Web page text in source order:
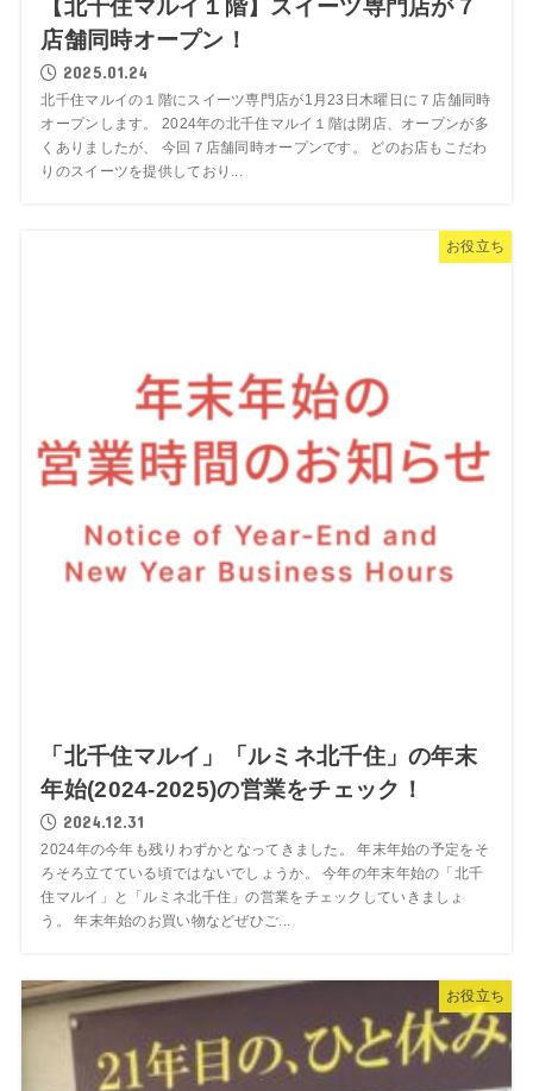
【北千住マルイ１階】スイーツ専門店が７
店舗同時オープン！
2025.01.24
北千住マルイの１階にスイーツ専門店が1月23日木曜日に７店舗同時
オープンします。 2024年の北千住マルイ１階は閉店、オープンが多
くありましたが、 今回７店舗同時オープンです。 どのお店もこだわ
りのスイーツを提供しており...
お役立ち
「北千住マルイ」「ルミネ北千住」の年末
年始(2024-2025)の営業をチェック！
2024.12.31
2024年の今年も残りわずかとなってきました。 年末年始の予定をそ
ろそろ立てている頃ではないでしょうか。 今年の年末年始の「北千
住マルイ」と「ルミネ北千住」の営業をチェックしていきましょ
う。 年末年始のお買い物などぜひご...
お役立ち